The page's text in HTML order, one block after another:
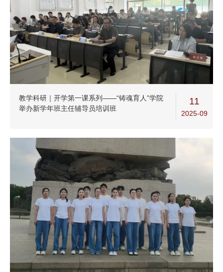
教学科研｜开学第一课系列——“铸魂育人”学院
举办新学年班主任辅导员培训班
11
2025-09